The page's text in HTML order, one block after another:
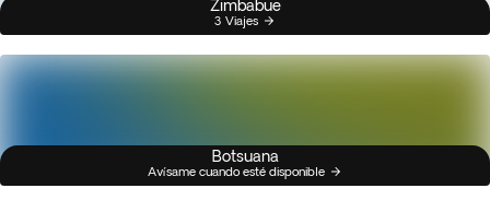
Zimbabue
3 Viajes
Botsuana
Avísame cuando esté disponible